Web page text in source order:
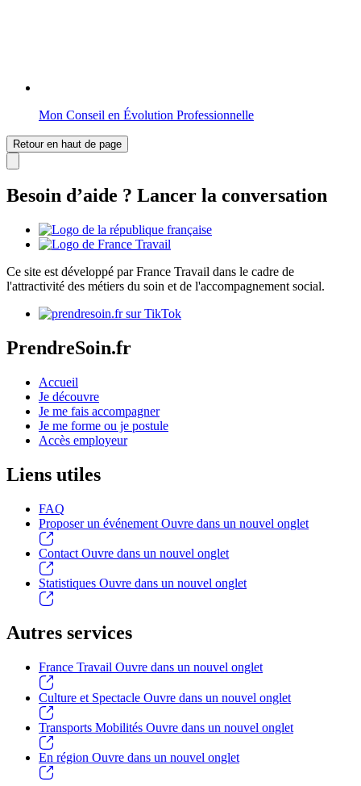
Mon Conseil en Évolution Professionnelle
Retour en haut de page
Besoin d’aide ? Lancer la conversation
Ce site est développé par France Travail dans le cadre de
l'attractivité des métiers du soin et de l'accompagnement social.
PrendreSoin.fr
Accueil
Je découvre
Je me fais accompagner
Je me forme ou je postule
Accès employeur
Liens utiles
FAQ
Proposer un événement Ouvre dans un nouvel onglet
Contact Ouvre dans un nouvel onglet
Statistiques Ouvre dans un nouvel onglet
Autres services
France Travail Ouvre dans un nouvel onglet
Culture et Spectacle Ouvre dans un nouvel onglet
Transports Mobilités Ouvre dans un nouvel onglet
En région Ouvre dans un nouvel onglet